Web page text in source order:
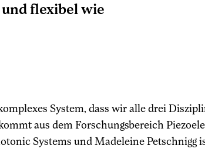
flexibel wie
System, dass wir alle drei
aus dem Forschungsbereich
Systems und Madeleine Petschnigg